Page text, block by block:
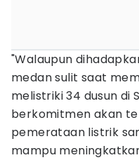
"Walaupun
medan sulit saat
melistriki 34 dusun di
berkomitmen akan
pemerataan listrik
mampu